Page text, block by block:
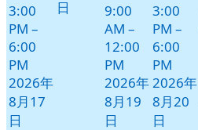
3:00
PM –
6:00
PM
2026年
8月17
日
日
9:00
AM –
12:00
PM
2026年
8月19
日
3:00
PM –
6:00
PM
2026年
8月20
日